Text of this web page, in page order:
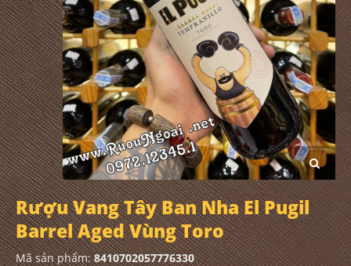
Rượu Vang Tây Ban Nha El Pugil
Barrel Aged Vùng Toro
Mã sản phẩm:8410702057776330